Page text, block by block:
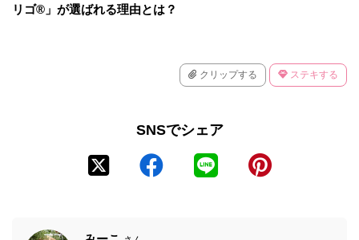
リゴ®」が選ばれる理由とは？
クリップする ステキする
SNSでシェア